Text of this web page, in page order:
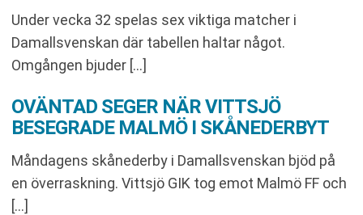
Under vecka 32 spelas sex viktiga matcher i
Damallsvenskan där tabellen haltar något.
Omgången bjuder […]
OVÄNTAD SEGER NÄR VITTSJÖ
BESEGRADE MALMÖ I SKÅNEDERBYT
Måndagens skånederby i Damallsvenskan bjöd på
en överraskning. Vittsjö GIK tog emot Malmö FF och
[…]